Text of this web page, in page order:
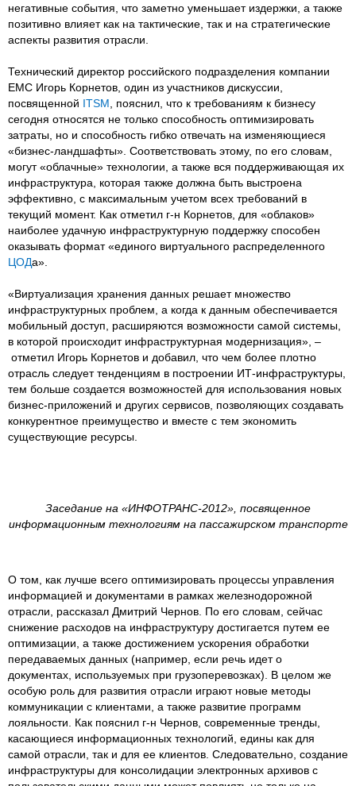
негативные события, что заметно уменьшает издержки, а также
позитивно влияет как на тактические, так и на стратегические
аспекты развития отрасли.
Технический директор российского подразделения компании
ЕМС Игорь Корнетов, один из участников дискуссии,
посвященной ITSM , пояснил, что к требованиям к бизнесу
сегодня относятся не только способность оптимизировать
затраты, но и способность гибко отвечать на изменяющиеся
«бизнес-ландшафты». Соответствовать этому, по его словам,
могут «облачные» технологии, а также вся поддерживающая их
инфраструктура, которая также должна быть выстроена
эффективно, с максимальным учетом всех требований в
текущий момент. Как отметил г-н Корнетов, для «облаков»
наиболее удачную инфраструктурную поддержку способен
оказывать формат «единого виртуального распределенного
ЦОДа».
«Виртуализация хранения данных решает множество
инфраструктурных проблем, а когда к данным обеспечивается
мобильный доступ, расширяются возможности самой системы,
в которой происходит инфраструктурная модернизация», –
отметил Игорь Корнетов и добавил, что чем более плотно
отрасль следует тенденциям в построении ИТ-инфраструктуры,
тем больше создается возможностей для использования новых
бизнес-приложений и других сервисов, позволяющих создавать
конкурентное преимущество и вместе с тем экономить
существующие ресурсы.
Заседание на «ИНФОТРАНС-2012», посвященное
информационным технологиям на пассажирском транспорте
О том, как лучше всего оптимизировать процессы управления
информацией и документами в рамках железнодорожной
отрасли, рассказал Дмитрий Чернов. По его словам, сейчас
снижение расходов на инфраструктуру достигается путем ее
оптимизации, а также достижением ускорения обработки
передаваемых данных (например, если речь идет о
документах, используемых при грузоперевозках). В целом же
особую роль для развития отрасли играют новые методы
коммуникации с клиентами, а также развитие программ
лояльности. Как пояснил г-н Чернов, современные тренды,
касающиеся информационных технологий, едины как для
самой отрасли, так и для ее клиентов. Следовательно, создание
инфраструктуры для консолидации электронных архивов с